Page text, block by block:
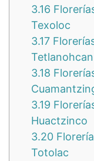
3.16
Texoloc
3.17
Tetlanohcan
3.18
3.19
Huactzinco
3.20
Totolac